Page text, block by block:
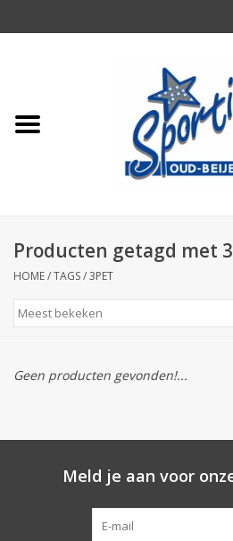
Tennisrackets
Merken
Producten getagd met
HOME/TAGS/3PET
Geen producten gevonden!...
Meld je aan voor